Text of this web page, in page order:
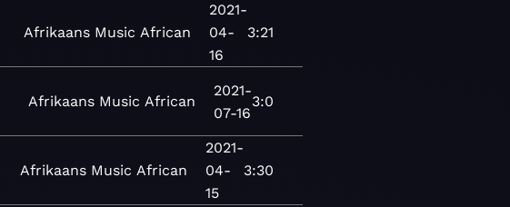
Afrikaans Music African
2021-
04-
16
3:21
Afrikaans Music African
2021-
07-16
3:0
Afrikaans Music African
2021-
04-
15
3:30